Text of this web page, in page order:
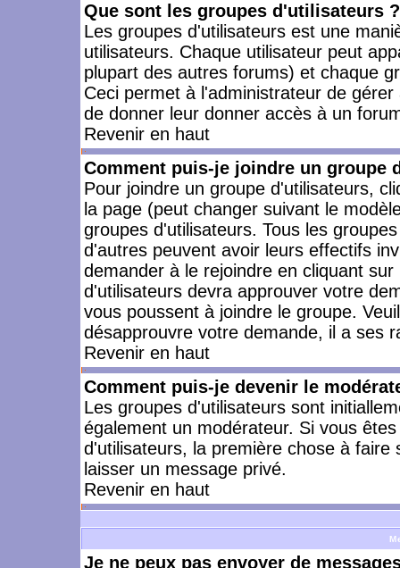
Que sont les groupes d'utilisateurs ?
Les groupes d'utilisateurs est une
utilisateurs. Chaque utilisateur peut
plupart des autres forums) et chaque
Ceci permet à l'administrateur de
de donner leur donner accès à un
Revenir en haut
Comment puis-je joindre un groupe
Pour joindre un groupe d'utilisateurs,
la page (peut changer suivant le
groupes d'utilisateurs. Tous les
d'autres peuvent avoir leurs effectifs
demander à le rejoindre en cliquant
d'utilisateurs devra approuver votre
vous poussent à joindre le groupe.
désapprouvre votre demande, il a ses
Revenir en haut
Comment puis-je devenir le
Les groupes d'utilisateurs sont
également un modérateur. Si vous
d'utilisateurs, la première chose à
laisser un message privé.
Revenir en haut
Je ne peux pas envoyer de